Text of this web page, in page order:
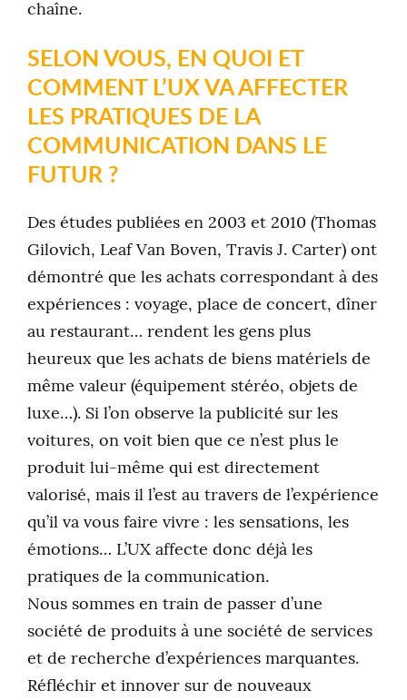
chaîne.
SELON VOUS, EN QUOI ET
COMMENT L’UX VA AFFECTER
LES PRATIQUES DE LA
COMMUNICATION DANS LE
FUTUR ?
Des études publiées en 2003 et 2010 (Thomas
Gilovich, Leaf Van Boven, Travis J. Carter) ont
démontré que les achats correspondant à des
expériences : voyage, place de concert, dîner
au restaurant… rendent les gens plus
heureux que les achats de biens matériels de
même valeur (équipement stéréo, objets de
luxe…). Si l’on observe la publicité sur les
voitures, on voit bien que ce n’est plus le
produit lui-même qui est directement
valorisé, mais il l’est au travers de l’expérience
qu’il va vous faire vivre : les sensations, les
émotions… L’UX affecte donc déjà les
pratiques de la communication.
Nous sommes en train de passer d’une
société de produits à une société de services
et de recherche d’expériences marquantes.
Réfléchir et innover sur de nouveaux